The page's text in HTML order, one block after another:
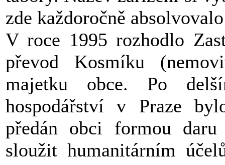
zde každoročně
V roce 1995 rozhodlo
převod Kosmíku
majetku obce. Po
hospodářství v Praze
předán obci formou
sloužit humanitárním